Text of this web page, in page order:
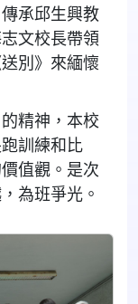
承邱生興教
文校長帶領
別》來緬懷
精神，本校
訓練和比
值觀。是次
為班爭光。